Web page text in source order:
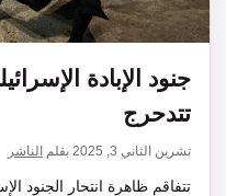
جنود الإبادة
تتدحرج
تشرين الثاني 3, 2025 بقلم الناشر
تتفاقم ظاهرة انتحار الجنود